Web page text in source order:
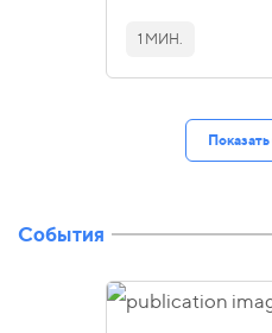
1 МИН.
События